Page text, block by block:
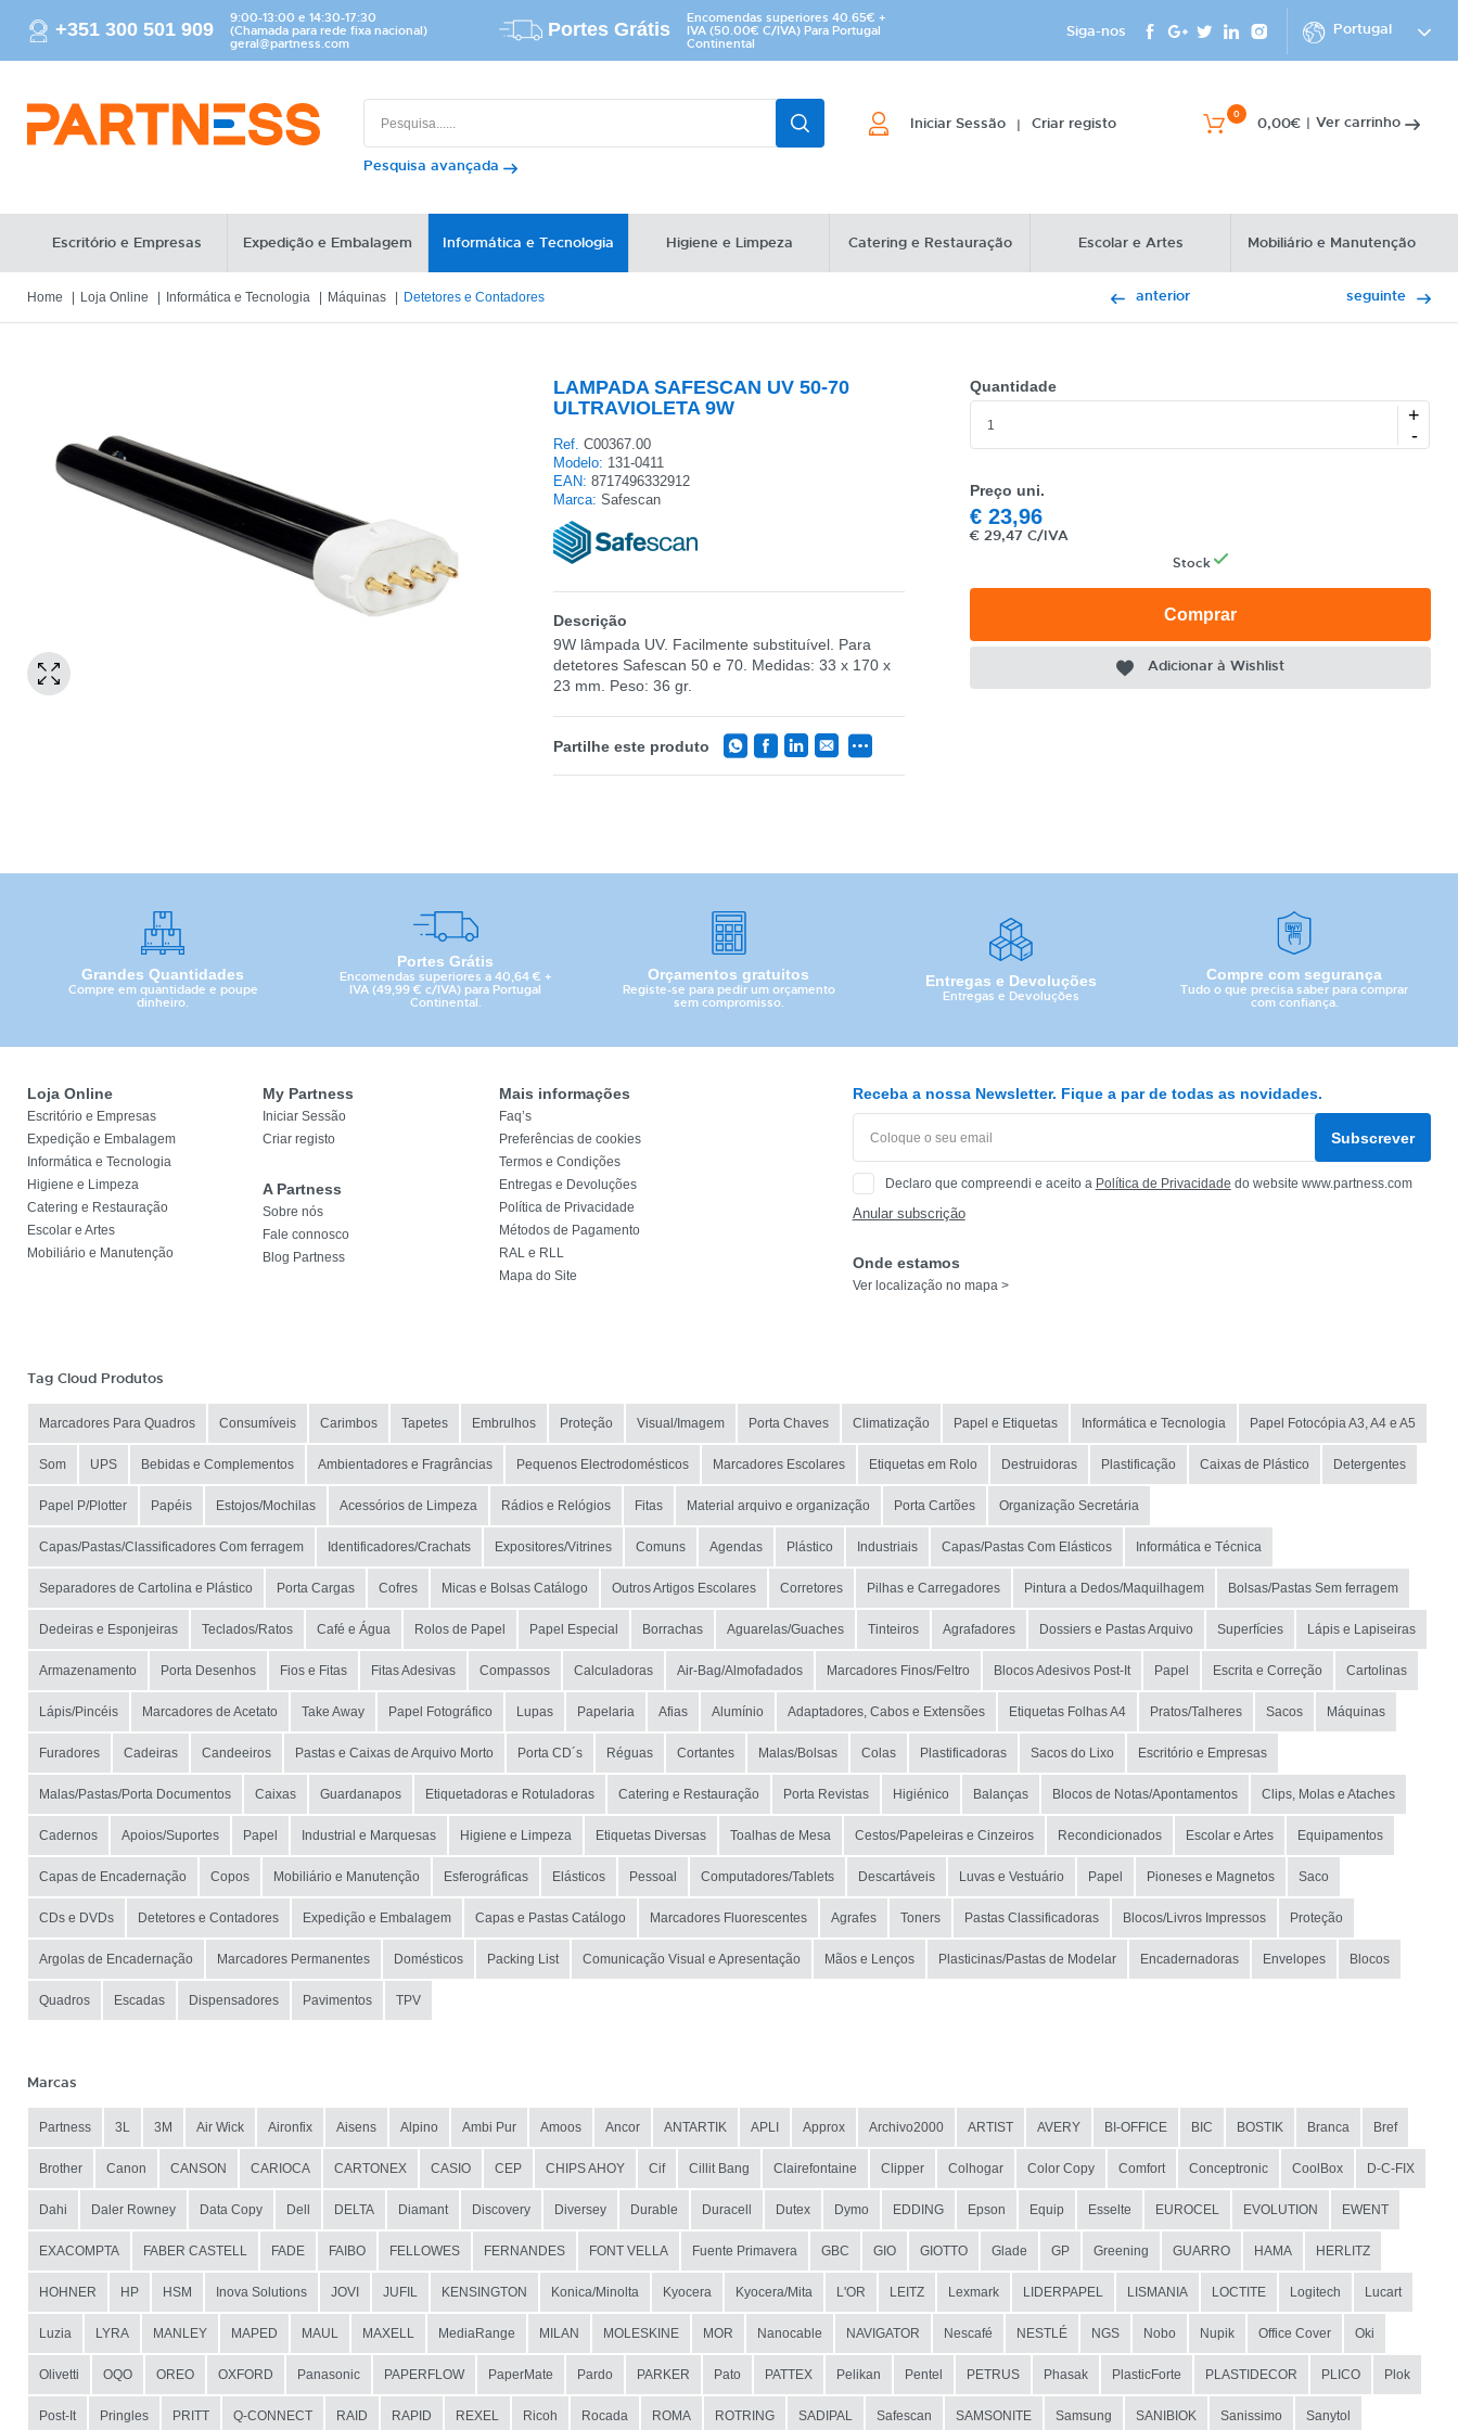
+351 300 501 909
9:00-13:00 e 14:30-17:30
(Chamada para rede fixa nacional)
geral@partness.com
Portes Grátis
Encomendas superiores 40.65€ +
IVA (50.00€ C/IVA) Para Portugal
Continental
Siga-nos Portugal
Pesquisa avançada
Iniciar Sessão | Criar registo 0 0,00€ | Ver carrinho
Escritório e Empresas Expedição e Embalagem Informática e Tecnologia Higiene e Limpeza Catering e Restauração Escolar e Artes Mobiliário e Manutenção
Home Loja Online Informática e Tecnologia Máquinas Detetores e Contadores anterior seguinte
LAMPADA SAFESCAN UV 50-70
ULTRAVIOLETA 9W
Ref. C00367.00
Modelo: 131-0411
EAN: 8717496332912
Marca: Safescan
Descrição
9W lâmpada UV. Facilmente substituível. Para
detetores Safescan 50 e 70. Medidas: 33 x 170 x
23 mm. Peso: 36 gr.
Partilhe este produto
Quantidade
+
-
Preço uni.
€23,96
€29,47 C/IVA
Stock
Comprar
Adicionar à Wishlist
Grandes Quantidades
Compre em quantidade e poupe
dinheiro.
Portes Grátis
Encomendas superiores a 40,64 € +
IVA (49,99 € c/IVA) para Portugal
Continental.
Orçamentos gratuitos
Registe-se para pedir um orçamento
sem compromisso.
Entregas e Devoluções
Entregas e Devoluções
Compre com segurança
Tudo o que precisa saber para comprar
com confiança.
Loja Online
Escritório e Empresas
Expedição e Embalagem
Informática e Tecnologia
Higiene e Limpeza
Catering e Restauração
Escolar e Artes
Mobiliário e Manutenção
My Partness
Iniciar Sessão
Criar registo
A Partness
Sobre nós
Fale connosco
Blog Partness
Mais informações
Faq’s
Preferências de cookies
Termos e Condições
Entregas e Devoluções
Política de Privacidade
Métodos de Pagamento
RAL e RLL
Mapa do Site
Receba a nossa Newsletter. Fique a par de todas as novidades.
Subscrever
Declaro que compreendi e aceito a Política de Privacidade do website www.partness.com
Anular subscrição
Onde estamos
Ver localização no mapa >
Tag Cloud Produtos
Marcadores Para Quadros Consumíveis Carimbos Tapetes Embrulhos Proteção Visual/Imagem Porta Chaves Climatização Papel e Etiquetas Informática e Tecnologia Papel Fotocópia A3, A4 e A5
Som UPS Bebidas e Complementos Ambientadores e Fragrâncias Pequenos Electrodomésticos Marcadores Escolares Etiquetas em Rolo Destruidoras Plastificação Caixas de Plástico Detergentes
Papel P/Plotter Papéis Estojos/Mochilas Acessórios de Limpeza Rádios e Relógios Fitas Material arquivo e organização Porta Cartões Organização Secretária
Capas/Pastas/Classificadores Com ferragem Identificadores/Crachats Expositores/Vitrines Comuns Agendas Plástico Industriais Capas/Pastas Com Elásticos Informática e Técnica
Separadores de Cartolina e Plástico Porta Cargas Cofres Micas e Bolsas Catálogo Outros Artigos Escolares Corretores Pilhas e Carregadores Pintura a Dedos/Maquilhagem Bolsas/Pastas Sem ferragem
Dedeiras e Esponjeiras Teclados/Ratos Café e Água Rolos de Papel Papel Especial Borrachas Aguarelas/Guaches Tinteiros Agrafadores Dossiers e Pastas Arquivo Superfícies Lápis e Lapiseiras
Armazenamento Porta Desenhos Fios e Fitas Fitas Adesivas Compassos Calculadoras Air-Bag/Almofadados Marcadores Finos/Feltro Blocos Adesivos Post-It Papel Escrita e Correção Cartolinas
Lápis/Pincéis Marcadores de Acetato Take Away Papel Fotográfico Lupas Papelaria Afias Alumínio Adaptadores, Cabos e Extensões Etiquetas Folhas A4 Pratos/Talheres Sacos Máquinas
Furadores Cadeiras Candeeiros Pastas e Caixas de Arquivo Morto Porta CD´s Réguas Cortantes Malas/Bolsas Colas Plastificadoras Sacos do Lixo Escritório e Empresas
Malas/Pastas/Porta Documentos Caixas Guardanapos Etiquetadoras e Rotuladoras Catering e Restauração Porta Revistas Higiénico Balanças Blocos de Notas/Apontamentos Clips, Molas e Ataches
Cadernos Apoios/Suportes Papel Industrial e Marquesas Higiene e Limpeza Etiquetas Diversas Toalhas de Mesa Cestos/Papeleiras e Cinzeiros Recondicionados Escolar e Artes Equipamentos
Capas de Encadernação Copos Mobiliário e Manutenção Esferográficas Elásticos Pessoal Computadores/Tablets Descartáveis Luvas e Vestuário Papel Pioneses e Magnetos Saco
CDs e DVDs Detetores e Contadores Expedição e Embalagem Capas e Pastas Catálogo Marcadores Fluorescentes Agrafes Toners Pastas Classificadoras Blocos/Livros Impressos Proteção
Argolas de Encadernação Marcadores Permanentes Domésticos Packing List Comunicação Visual e Apresentação Mãos e Lenços Plasticinas/Pastas de Modelar Encadernadoras Envelopes Blocos
Quadros Escadas Dispensadores Pavimentos TPV
Marcas
Partness 3L 3M Air Wick Aironfix Aisens Alpino Ambi Pur Amoos Ancor ANTARTIK APLI Approx Archivo2000 ARTIST AVERY BI-OFFICE BIC BOSTIK Branca Bref
Brother Canon CANSON CARIOCA CARTONEX CASIO CEP CHIPS AHOY Cif Cillit Bang Clairefontaine Clipper Colhogar Color Copy Comfort Conceptronic CoolBox D-C-FIX
Dahi Daler Rowney Data Copy Dell DELTA Diamant Discovery Diversey Durable Duracell Dutex Dymo EDDING Epson Equip Esselte EUROCEL EVOLUTION EWENT
EXACOMPTA FABER CASTELL FADE FAIBO FELLOWES FERNANDES FONT VELLA Fuente Primavera GBC GIO GIOTTO Glade GP Greening GUARRO HAMA HERLITZ
HOHNER HP HSM Inova Solutions JOVI JUFIL KENSINGTON Konica/Minolta Kyocera Kyocera/Mita L'OR LEITZ Lexmark LIDERPAPEL LISMANIA LOCTITE Logitech Lucart
Luzia LYRA MANLEY MAPED MAUL MAXELL MediaRange MILAN MOLESKINE MOR Nanocable NAVIGATOR Nescafé NESTLÉ NGS Nobo Nupik Office Cover Oki
Olivetti OQO OREO OXFORD Panasonic PAPERFLOW PaperMate Pardo PARKER Pato PATTEX Pelikan Pentel PETRUS Phasak PlasticForte PLASTIDECOR PLICO Plok
Post-It Pringles PRITT Q-CONNECT RAID RAPID REXEL Ricoh Rocada ROMA ROTRING SADIPAL Safescan SAMSONITE Samsung SANIBIOK Sanissimo Sanytol
NOME
MARCA